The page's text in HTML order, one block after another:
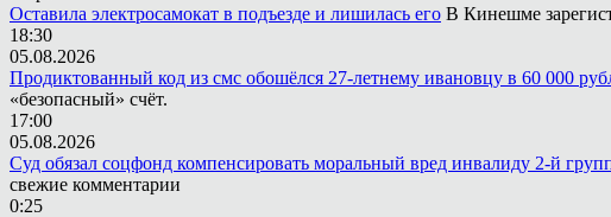
Оставила электросамокат в подъезде и лишилась его В Кинешме
18:30
05.08.2026
Продиктованный код из смс обошёлся 27-летнему ивановцу в 60 000
«безопасный» счёт.
17:00
05.08.2026
Суд обязал соцфонд компенсировать моральный вред инвалиду 2-й
свежие комментарии
0:25